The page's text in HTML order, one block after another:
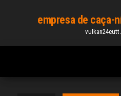
content
empresa de caça-